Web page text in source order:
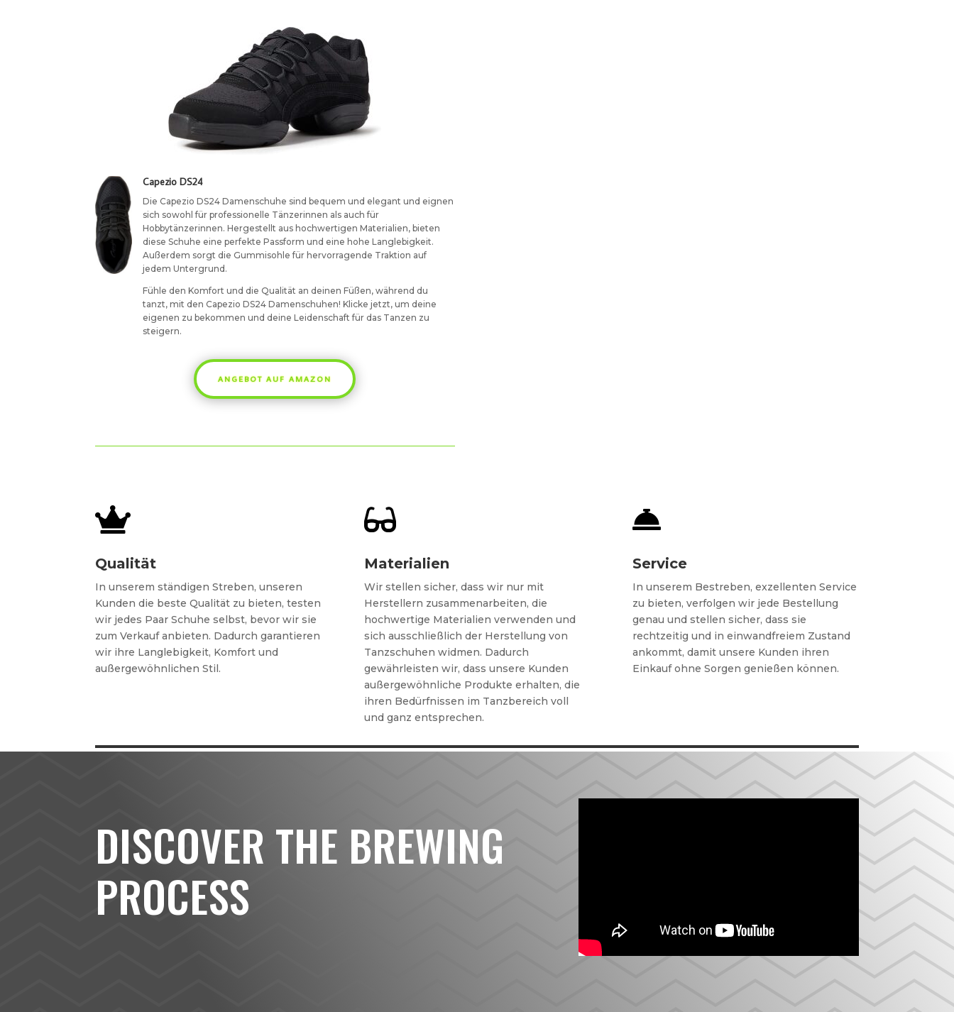
Capezio DS24
Die Capezio DS24 Damenschuhe sind bequem und elegant und eignen
sich sowohl für professionelle Tänzerinnen als auch für
Hobbytänzerinnen. Hergestellt aus hochwertigen Materialien, bieten
diese Schuhe eine perfekte Passform und eine hohe Langlebigkeit.
Außerdem sorgt die Gummisohle für hervorragende Traktion auf
jedem Untergrund.
Fühle den Komfort und die Qualität an deinen Füßen, während du
tanzt, mit den Capezio DS24 Damenschuhen! Klicke jetzt, um deine
eigenen zu bekommen und deine Leidenschaft für das Tanzen zu
steigern.
ANGEBOT AUF AMAZON

Qualität
In unserem ständigen Streben, unseren
Kunden die beste Qualität zu bieten, testen
wir jedes Paar Schuhe selbst, bevor wir sie
zum Verkauf anbieten. Dadurch garantieren
wir ihre Langlebigkeit, Komfort und
außergewöhnlichen Stil.

Materialien
Wir stellen sicher, dass wir nur mit
Herstellern zusammenarbeiten, die
hochwertige Materialien verwenden und
sich ausschließlich der Herstellung von
Tanzschuhen widmen. Dadurch
gewährleisten wir, dass unsere Kunden
außergewöhnliche Produkte erhalten, die
ihren Bedürfnissen im Tanzbereich voll
und ganz entsprechen.

Service
In unserem Bestreben, exzellenten Service
zu bieten, verfolgen wir jede Bestellung
genau und stellen sicher, dass sie
rechtzeitig und in einwandfreiem Zustand
ankommt, damit unsere Kunden ihren
Einkauf ohne Sorgen genießen können.
DISCOVER THE BREWING
PROCESS